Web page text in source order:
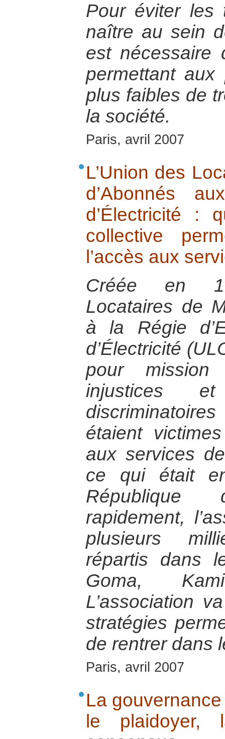
Pour éviter les
naître au sein
est nécessaire
permettant
plus faibles de
la société.
Paris, avril 2007
L’Union des
d’Abonnés
d’Électricité :
collective
l’accès aux
Créée en
Locataires de
à la Régie
d’Électricité
pour
injustices
étaient
aux services
ce qui était
rapidement,
plusieurs
répartis dans
Goma,
L’association
stratégies
de rentrer dans
Paris, avril 2007
La
le